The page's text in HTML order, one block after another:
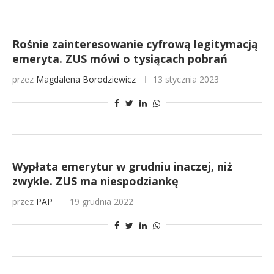
Rośnie zainteresowanie cyfrową legitymacją
emeryta. ZUS mówi o tysiącach pobrań
przez Magdalena Borodziewicz 13 stycznia 2023
Wypłata emerytur w grudniu inaczej, niż
zwykle. ZUS ma niespodziankę
przez PAP 19 grudnia 2022